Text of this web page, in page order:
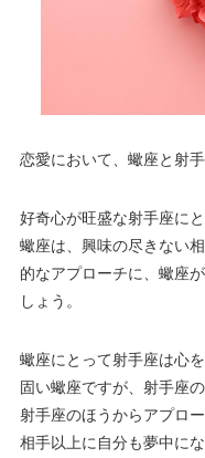
恋愛において、蠍座と射
好奇心が旺盛な射手座に
蠍座は、興味の尽きない
的なアプローチに、蠍座
しょう。
蠍座にとって射手座は心
固い蠍座ですが、射手座
射手座のほうからアプロ
相手以上に自分も夢中に